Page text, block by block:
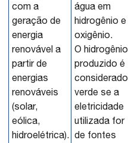
com a
geração de
energia
renovável a
partir de
energias
renováveis
(solar,
eólica,
hidroelétrica).
água em
hidrogênio e
oxigênio.
O hidrogênio
produzido é
considerado
verde se a
eletricidade
utilizada for
de fontes